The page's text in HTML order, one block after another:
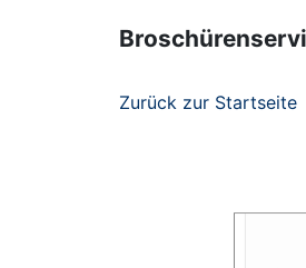
Zurück zur Startseite